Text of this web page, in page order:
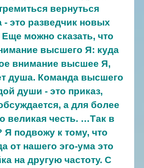
вернуться
это разведчик новых
можно сказать, что
высшего Я: куда
внимание высшее Я,
душа. Команда высшего
души - это приказ,
а для более
великая честь. …Так в
Я подвожу к тому, что
от нашего эго-ума это
на другую частоту. С